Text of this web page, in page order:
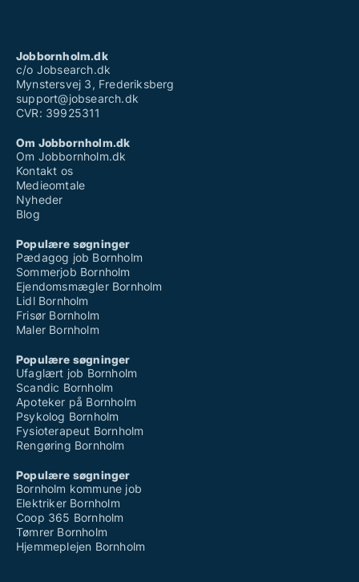
Jobbornholm.dk
c/o Jobsearch.dk
Mynstersvej 3, Frederiksberg
support@jobsearch.dk
CVR: 39925311
Om Jobbornholm.dk
Om Jobbornholm.dk
Kontakt os
Medieomtale
Nyheder
Blog
Populære søgninger
Pædagog job Bornholm
Sommerjob Bornholm
Ejendomsmægler Bornholm
Lidl Bornholm
Frisør Bornholm
Maler Bornholm
Populære søgninger
Ufaglært job Bornholm
Scandic Bornholm
Apoteker på Bornholm
Psykolog Bornholm
Fysioterapeut Bornholm
Rengøring Bornholm
Populære søgninger
Bornholm kommune job
Elektriker Bornholm
Coop 365 Bornholm
Tømrer Bornholm
Hjemmeplejen Bornholm